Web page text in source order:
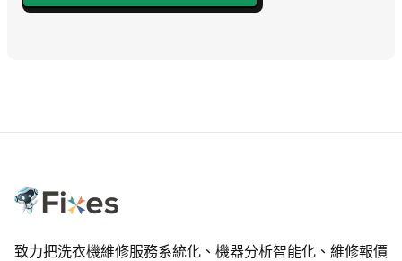
致力把洗衣機維修服務系統化、機器分析智能化、維修報價